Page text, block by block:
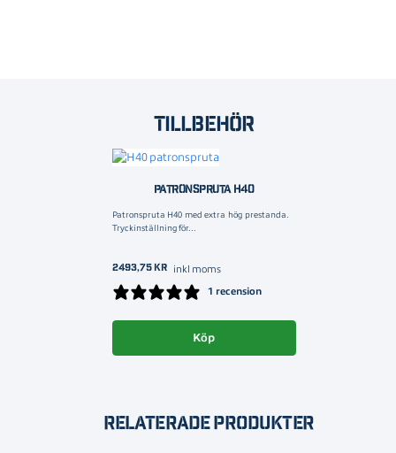
Tillbehör
PATRONSPRUTA H40
Patronspruta H40 med extra hög prestanda.
Tryckinställning för...
2493,75 kr
inkl moms
1 recension
Köp
Relaterade produkter